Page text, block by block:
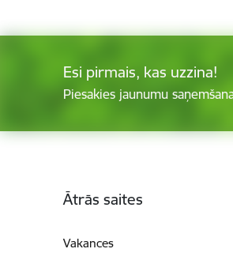
Esi pirmais, kas uzzina!
Piesakies jaunumu
Ātrās saites
Vakances